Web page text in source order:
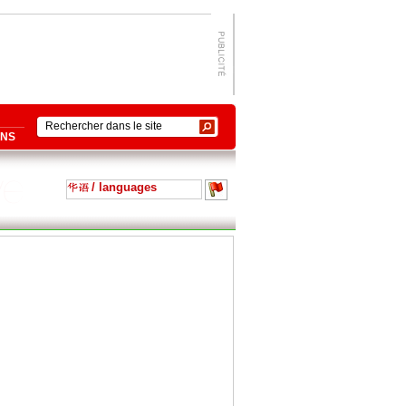
/ languages